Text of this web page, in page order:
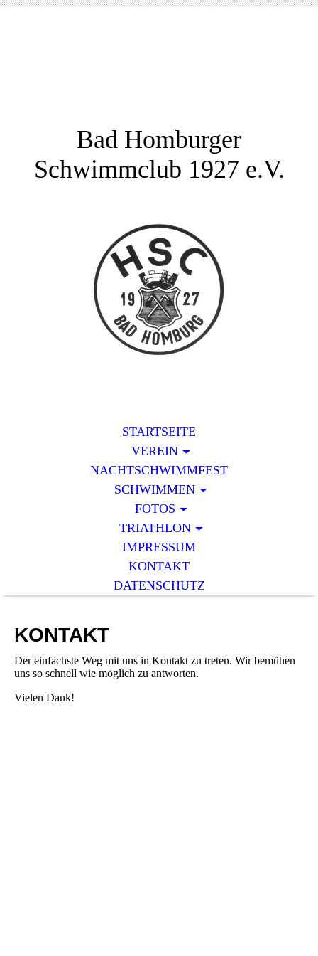
Bad Homburger
Schwimmclub 1927 e.V.
STARTSEITE
VEREIN
NACHTSCHWIMMFEST
SCHWIMMEN
FOTOS
TRIATHLON
IMPRESSUM
KONTAKT
DATENSCHUTZ
KONTAKT
Der einfachste Weg mit uns in Kontakt zu treten. Wir bemühen
uns so schnell wie möglich zu antworten.
Vielen Dank!